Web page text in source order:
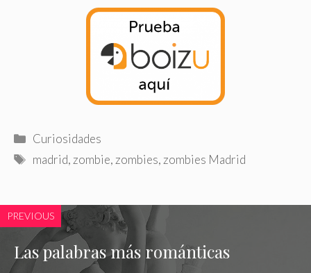
Categorías
Curiosidades
Etiquetas
madrid, zombie, zombies, zombies Madrid
PREVIOUS
Las palabras más románticas